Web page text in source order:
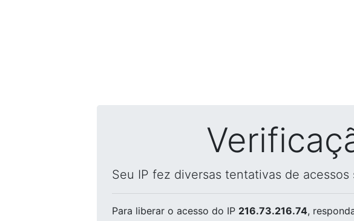
Seu IP fez diversas tentativas de
Para liberar o acesso do IP 216.73.216.74,